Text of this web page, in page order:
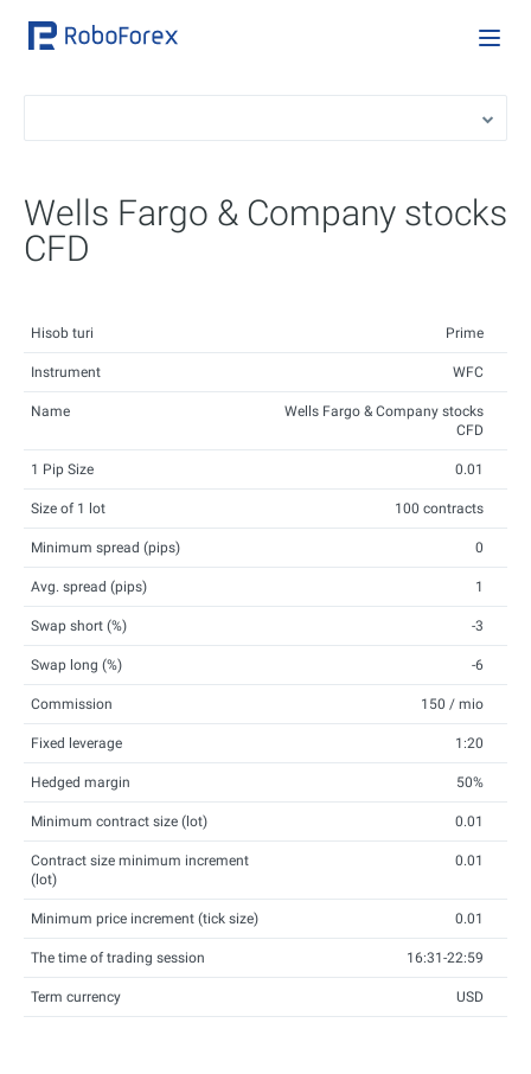
Wells Fargo & Company stocks
CFD
Hisob turi Prime
Instrument WFC
Name
Wells Fargo & Company stocks
CFD
1 Pip Size 0.01
Size of 1 lot 100 contracts
Minimum spread (pips) 0
Avg. spread (pips) 1
Swap short (%) -3
Swap long (%) -6
Commission 150 / mio
Fixed leverage 1:20
Hedged margin 50%
Minimum contract size (lot) 0.01
Contract size minimum increment
(lot)
0.01
Minimum price increment (tick size) 0.01
The time of trading session 16:31-22:59
Term currency USD